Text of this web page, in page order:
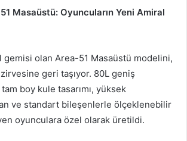
Masaüstü: Oyuncuların Yeni Amiral
gemisi olan Area-51 Masaüstü modelini,
geri taşıyor. 80L geniş
boy kule tasarımı, yüksek
ve standart bileşenlerle ölçeklenebilir
oyunculara özel olarak üretildi.